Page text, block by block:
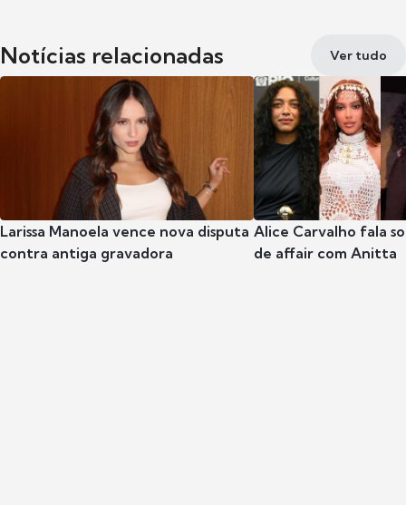
Notícias relacionadas Ver tudo
Larissa Manoela vence nova disputa
contra antiga gravadora
Alice Carvalho fala
de affair com Anitta